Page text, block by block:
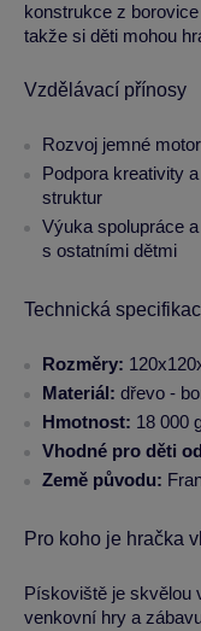
konstrukce z
takže si děti mohou
Vzdělávací přínosy
Rozvoj jemné
Podpora kreativity
struktur
Výuka spolupráce
s ostatními dětmi
Technická
Rozměry:
Materiál: dřevo -
Hmotnost: 18 000
Vhodné pro děti
Země původu:
Pro koho je hračka
Pískoviště je skvělou
venkovní hry a